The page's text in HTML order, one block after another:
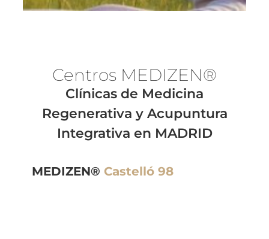
Centros MEDIZEN®
Clínicas de Medicina
Regenerativa y Acupuntura
Integrativa en MADRID
MEDIZEN® Castelló 98